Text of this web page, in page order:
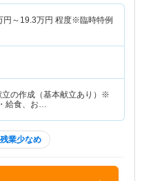
円～ 19.3万円 程度※臨時特例
立の作成（基本献立あり）※
給食、お…
残業少なめ